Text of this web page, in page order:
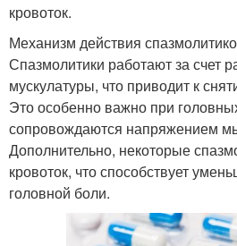
кровоток.
Механизм действия
Спазмолитики работают за счет
мускулатуры, что приводит к
Это особенно важно при
сопровождаются напряжением
Дополнительно, некоторые
кровоток, что способствует
головной боли.